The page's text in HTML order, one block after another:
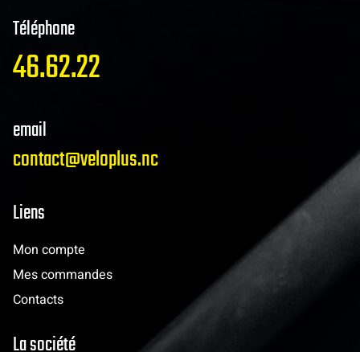
Téléphone
46.62.22
email
contact@veloplus.nc
Liens
Mon compte
Mes commandes
Contacts
La société